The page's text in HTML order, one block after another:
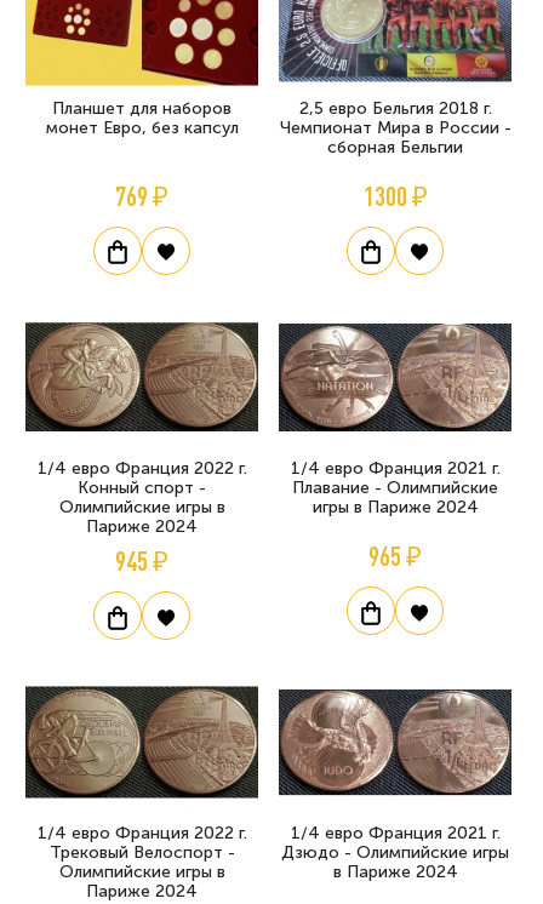
Планшет для наборов
монет Евро, без капсул
769 ₽
2,5 евро Бельгия 2018 г.
Чемпионат Мира в России -
сборная Бельгии
1300 ₽
1/4 евро Франция 2022 г.
Конный спорт -
Олимпийские игры в
Париже 2024
945 ₽
1/4 евро Франция 2021 г.
Плавание - Олимпийские
игры в Париже 2024
965 ₽
1/4 евро Франция 2022 г.
Трековый Велоспорт -
Олимпийские игры в
Париже 2024
1/4 евро Франция 2021 г.
Дзюдо - Олимпийские игры
в Париже 2024